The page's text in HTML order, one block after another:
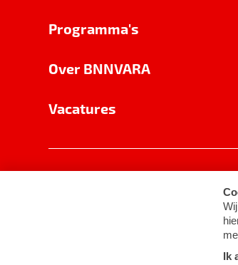
Programma's
Over BNNVARA
Vacatures
Cookie-instellingen